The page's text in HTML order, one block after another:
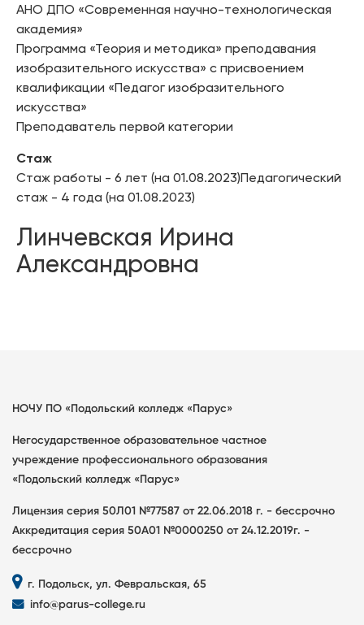
АНО ДПО «Современная научно-технологическая
академия»
Программа «Теория и методика» преподавания
изобразительного искусства» с присвоением
квалификации «Педагог изобразительного
искусства»
Преподаватель первой категории
Стаж
Стаж работы - 6 лет (на 01.08.2023)Педагогический
стаж - 4 года (на 01.08.2023)
Линчевская Ирина
Александровна
НОЧУ ПО «Подольский колледж «Парус»
Негосударственное образовательное частное
учреждение профессионального образования
«Подольский колледж «Парус»
Лицензия серия 50Л01 №77587 от 22.06.2018 г. - бессрочно
Аккредитация серия 50А01 №0000250 от 24.12.2019г. -
бессрочно
г. Подольск, ул. Февральская, 65
info@parus-college.ru